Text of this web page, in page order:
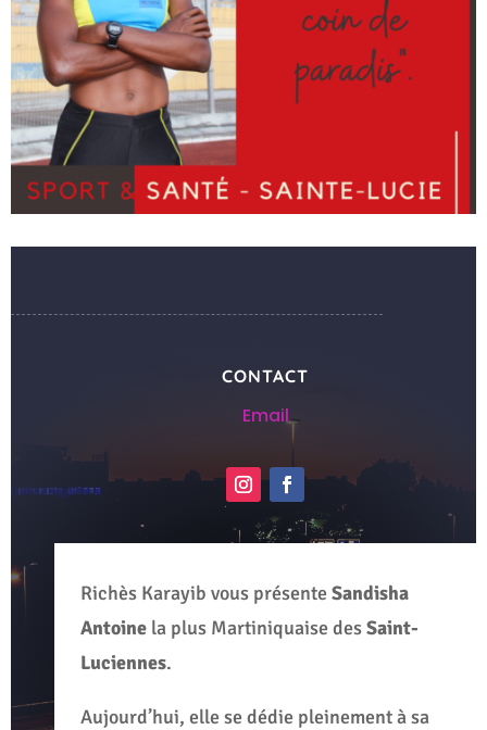
CONTACT
Email
Richès Karayib vous présente Sandisha
Antoine la plus Martiniquaise desSaint-
Luciennes.
Aujourd’hui, elle se dédie pleinement à sa